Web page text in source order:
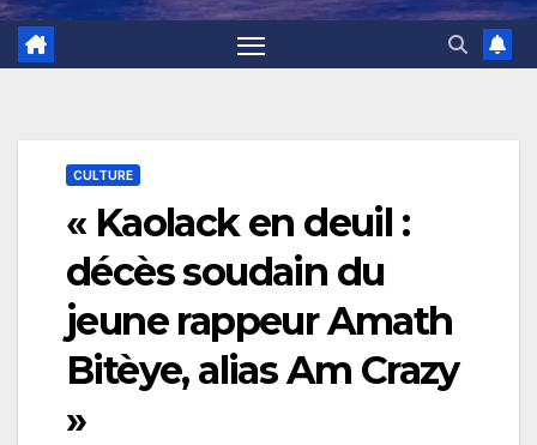
CULTURE
« Kaolack en deuil :
décès soudain du
jeune rappeur Amath
Bitèye, alias Am Crazy
»